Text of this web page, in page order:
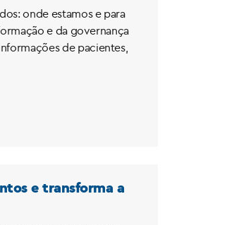
onde estamos e para
e da governança
de pacientes,
e transforma a